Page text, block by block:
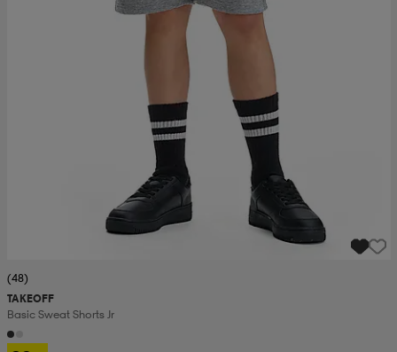
(48)
TAKEOFF
Basic Sweat Shorts Jr